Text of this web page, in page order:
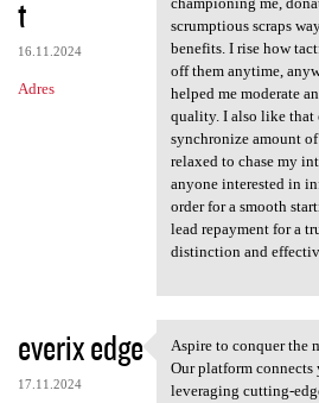
t
16.11.2024
Adres
scrumptious scraps
benefits. I rise how
off them anytime,
helped me moderate
quality. I also like that
synchronize amount
relaxed to chase my
anyone interested in
order for a smooth
lead repayment for a
distinction and
everix edge
17.11.2024
Aspire to
Aspire to conquer the
Our platform
leveraging cutting-